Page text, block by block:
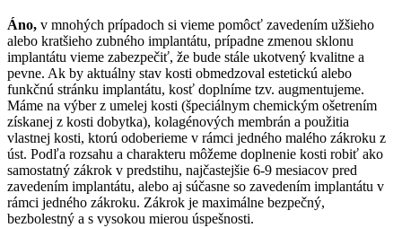
Áno, v mnohých prípadoch si vieme pomôcť zavedením užšieho
alebo kratšieho zubného implantátu, prípadne zmenou sklonu
implantátu vieme zabezpečiť, že bude stále ukotvený kvalitne a
pevne. Ak by aktuálny stav kosti obmedzoval estetickú alebo
funkčnú stránku implantátu, kosť doplníme tzv. augmentujeme.
Máme na výber z umelej kosti (špeciálnym chemickým ošetrením
získanej z kosti dobytka), kolagénových membrán a použitia
vlastnej kosti, ktorú odoberieme v rámci jedného malého zákroku z
úst. Podľa rozsahu a charakteru môžeme doplnenie kosti robiť ako
samostatný zákrok v predstihu, najčastejšie 6-9 mesiacov pred
zavedením implantátu, alebo aj súčasne so zavedením implantátu v
rámci jedného zákroku. Zákrok je maximálne bezpečný,
bezbolestný a s vysokou mierou úspešnosti.